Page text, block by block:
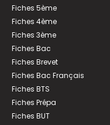
Fiches 5ème
Fiches 4ème
Fiches 3ème
Fiches Bac
Fiches Brevet
Fiches Bac Français
Fiches BTS
Fiches Prépa
Fiches BUT